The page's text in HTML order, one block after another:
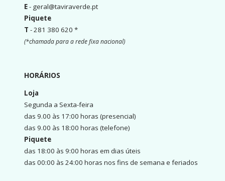
E- geral@taviraverde.pt
Piquete
T - 281 380 620 *
(*chamada para a rede fixa nacional)
HORÁRIOS
Loja
Segunda a Sexta-feira
das 9.00 às 17:00 horas (presencial)
das 9.00 às 18:00 horas (telefone)
Piquete
das 18:00 às 9:00 horas em dias úteis
das 00:00 às 24:00 horas nos fins de semana e feriados